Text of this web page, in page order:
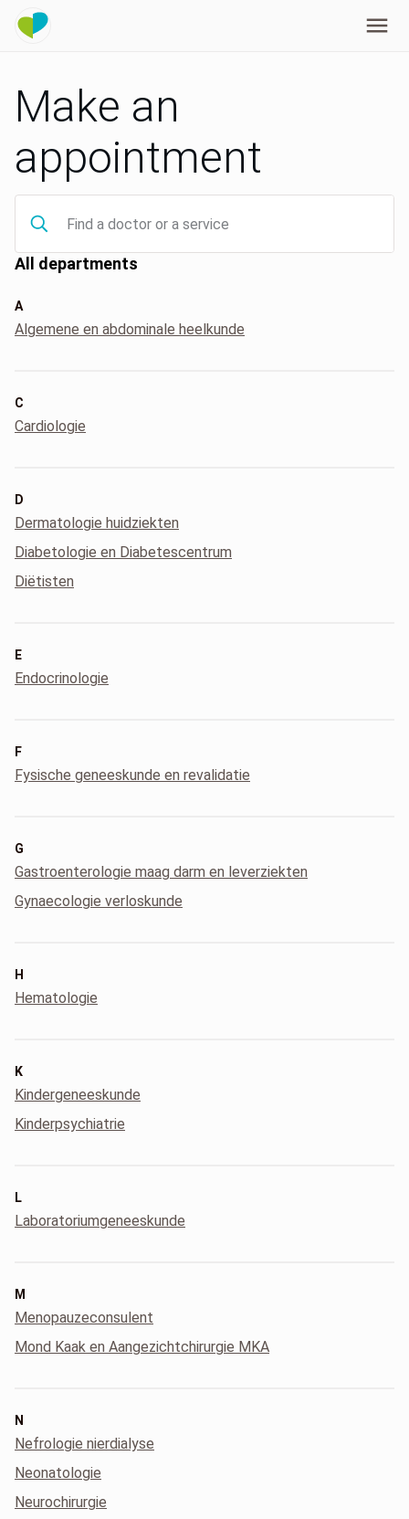
Make an
appointment
All departments
A
Algemene en abdominale heelkunde
C
Cardiologie
D
Dermatologie huidziekten
Diabetologie en Diabetescentrum
Diëtisten
E
Endocrinologie
F
Fysische geneeskunde en revalidatie
G
Gastroenterologie maag darm en leverziekten
Gynaecologie verloskunde
H
Hematologie
K
Kindergeneeskunde
Kinderpsychiatrie
L
Laboratoriumgeneeskunde
M
Menopauzeconsulent
Mond Kaak en Aangezichtchirurgie MKA
N
Nefrologie nierdialyse
Neonatologie
Neurochirurgie